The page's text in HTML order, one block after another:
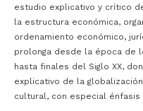
estudio explicativo y crítico
la estructura económica,
ordenamiento económico,
prolonga desde la época de
hasta finales del Siglo XX,
explicativo de la
cultural, con especial énfasis